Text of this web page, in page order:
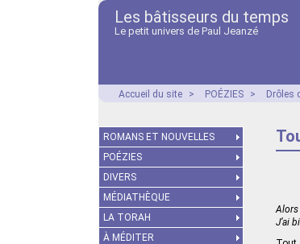
Les bâtisseurs du temps
Le petit univers de Paul Jeanzé
Accueil du site > POÉZIES > Drôles
Alors
J’ai
ROMANS ET NOUVELLES
POÉZIES
DIVERS
MÉDIATHÈQUE
LA TORAH
À MÉDITER